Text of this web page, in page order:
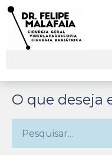
O que deseja